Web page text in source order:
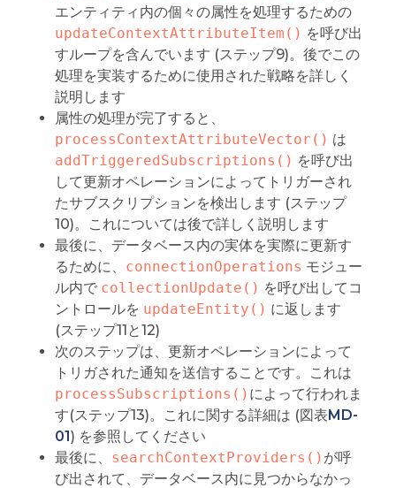
エンティティ内の個々の属性を処理するための
updateContextAttributeItem() を呼び出
すループを含んでいます (ステップ9)。後でこの
処理を実装するために使用された戦略を詳しく
説明します
属性の処理が完了すると、
processContextAttributeVector() は
addTriggeredSubscriptions() を呼び出
して更新オペレーションによってトリガーされ
たサブスクリプションを検出します (ステップ
10)。これについては後で詳しく説明します
最後に、データベース内の実体を実際に更新す
るために、 connectionOperations モジュー
ル内で collectionUpdate() を呼び出してコ
ントロールを updateEntity() に返します
(ステップ11と12)
次のステップは、更新オペレーションによって
トリガされた通知を送信することです。これは
processSubscriptions() によって行われま
す(ステップ13)。これに関する詳細は (図表MD-
01) を参照してください
最後に、 searchContextProviders() が呼
び出されて、データベース内に見つからなかっ